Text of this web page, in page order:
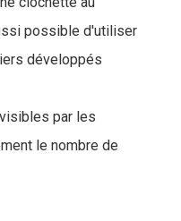
possible d'utiliser
développés
par les
le nombre de